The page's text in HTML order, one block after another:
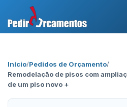
Início/Pedidos de Orçamento/
Remodelação de pisos com
de um piso novo +
Área Profissional